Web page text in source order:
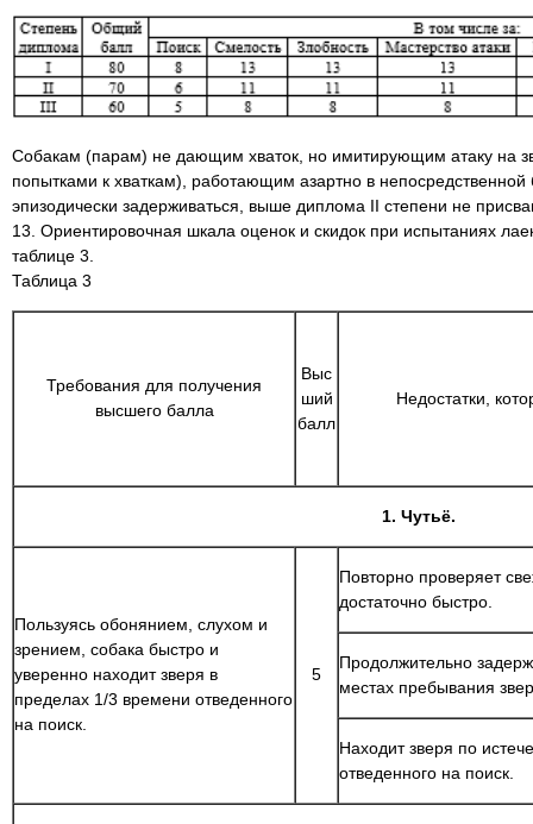
Собакам (парам) не дающим хваток, но имитирующим атаку на
попытками к хваткам), работающим азартно в непосредственной
эпизодически задерживаться, выше диплома II степени не
13. Ориентировочная шкала оценок и скидок при испытаниях
таблице 3.
Таблица 3
Требования для получения
высшего балла
Выс
ший
балл
Недостатки,
1. Чутьё.
Пользуясь обонянием, слухом и
зрением, собака быстро и
уверенно находит зверя в
пределах 1/3 времени отведенного
на поиск.
5
Повторно проверяет
достаточно быстро.
Продолжительно
местах пребывания
Находит зверя по
отведенного на поиск.